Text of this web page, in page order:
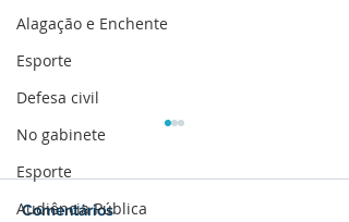
Alagação e Enchente
Esporte
Defesa civil
No gabinete
Esporte
Audiência Pública
Comentários